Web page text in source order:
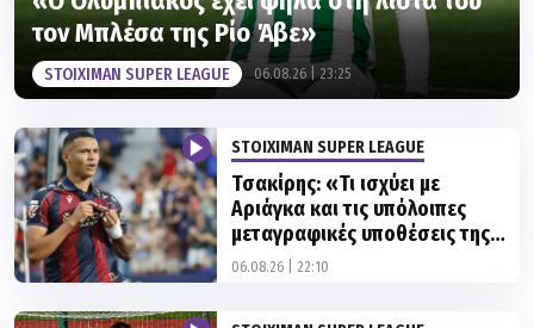
STOIXIMAN SUPER LEAGUE 06.08.26 | 23:25
STOIXIMAN SUPER LEAGUE
Αριάγκα και τις υπόλοιπες
μεταγραφικές υποθέσεις της
ΑΕΚ»
06.08.26 | 22:10
STOIXIMAN SUPER LEAGUE